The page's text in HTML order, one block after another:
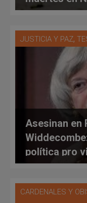
JUSTICIA Y PAZ,
Asesinan en
política pro
libertar
CARDENALES Y